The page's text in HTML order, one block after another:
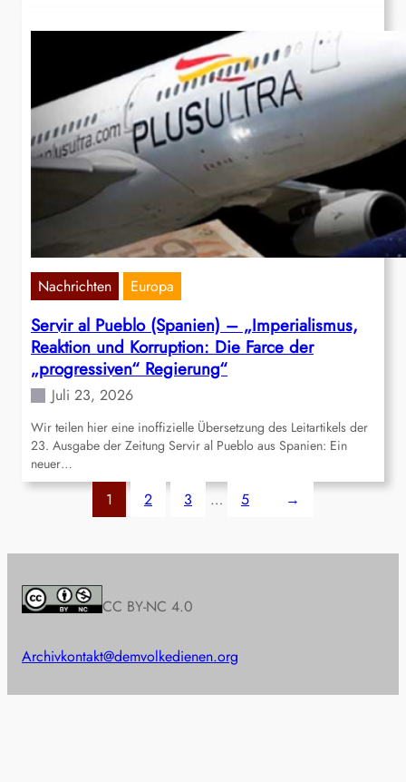
Nachrichten Europa
Servir al Pueblo (Spanien) – „Imperialismus,
Reaktion und Korruption: Die Farce der
„progressiven“ Regierung“
Juli 23, 2026
Wir teilen hier eine inoffizielle Übersetzung des Leitartikels der
23. Ausgabe der Zeitung Servir al Pueblo aus Spanien: Ein
neuer…
1 2 3 … 5 →
CC BY-NC 4.0
Archivkontakt@demvolkedienen.org